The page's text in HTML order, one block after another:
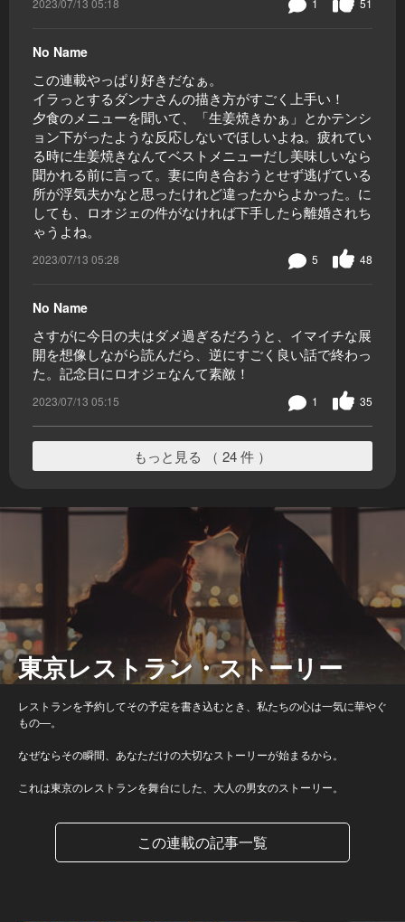
2023/07/13 05:18 51
1
No Name
この連載やっぱり好きだなぁ。
イラっとするダンナさんの描き方がすごく上手い！
夕食のメニューを聞いて、「生姜焼きかぁ」とかテンシ
ョン下がったような反応しないでほしいよね。疲れてい
る時に生姜焼きなんてベストメニューだし美味しいなら
聞かれる前に言って。妻に向き合おうとせず逃げている
所が浮気夫かなと思ったけれど違ったからよかった。に
しても、ロオジェの件がなければ下手したら離婚されち
ゃうよね。
2023/07/13 05:28 48
5
No Name
さすがに今日の夫はダメ過ぎるだろうと、イマイチな展
開を想像しながら読んだら、逆にすごく良い話で終わっ
た。記念日にロオジェなんて素敵！
2023/07/13 05:15 35
1
もっと見る （ 24 件 ）
東京レストラン・ストーリー
レストランを予約してその予定を書き込むとき、私たちの心は一気に華やぐ
もの―。
なぜならその瞬間、あなただけの大切なストーリーが始まるから。
これは東京のレストランを舞台にした、大人の男女のストーリー。
この連載の記事一覧